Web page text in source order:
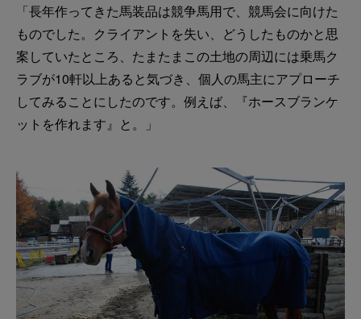
「長年作ってきた馬装品は競争馬用で、競馬会に向けた
ものでした。クライアントを失い、どうしたものかと思
案していたところ、たまたまこの土地の周辺には乗馬ク
ラブが10軒以上あると気づき、個人の馬主にアプローチ
してみることにしたのです。例えば、『ホースブランケ
ットを作れます』と。」